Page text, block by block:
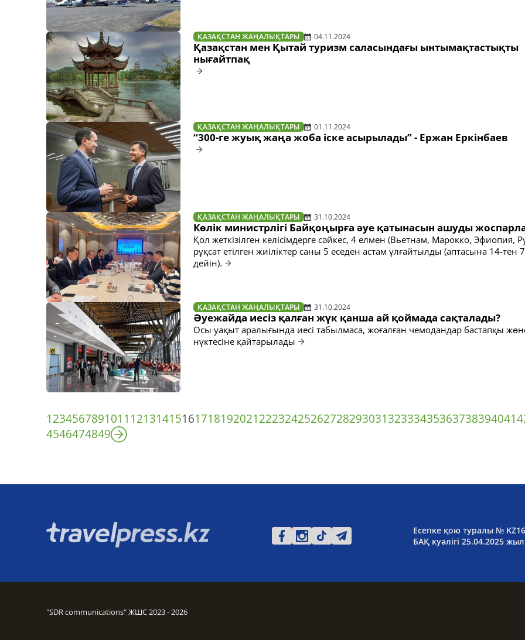
ҚАЗАҚСТАН ЖАҢАЛЫҚТАРЫ 04.11.2024
Қазақстан мен Қытай туризм саласындағы ынтымақтастықты
нығайтпақ
ҚАЗАҚСТАН ЖАҢАЛЫҚТАРЫ 01.11.2024
“300-ге жуық жаңа жоба іске асырылады” - Ержан Еркінбаев
ҚАЗАҚСТАН ЖАҢАЛЫҚТАРЫ 31.10.2024
Көлік министрлігі Байқоңырға әуе қатынасын ашуды
Қол жеткізілген келісімдерге сәйкес, 4 елмен (Вьетнам, Марокко, Эфиопия,
рұқсат етілген жиіліктер саны 5 еседен астам ұлғайтылды (аптасына 14-тен
дейін).
ҚАЗАҚСТАН ЖАҢАЛЫҚТАРЫ 31.10.2024
Әуежайда иесіз қалған жүк қанша ай қоймада сақталады?
Осы уақыт аралығында иесі табылмаса, жоғалған чемодандар бастапқы
нүктесіне қайтарылады
1234567891011 121314151617181920212223242526272829303132333435363738394041
4546474849
Есепке қою туралы №
БАҚ куәлігі 25.04.2025
"SDR communications" ЖШС 2023 - 2026